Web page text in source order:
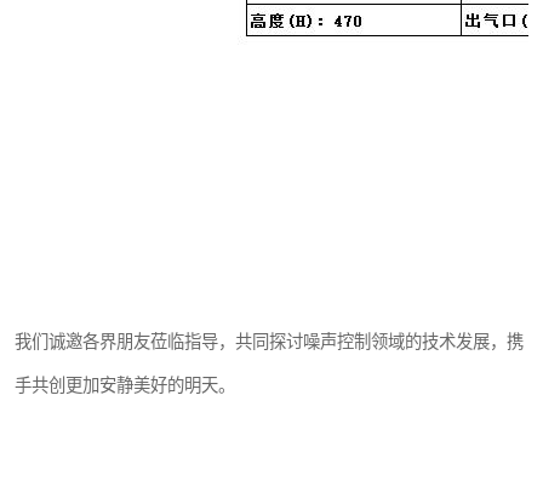
我们诚邀各界朋友莅临指导，共同探讨噪声控制领域的技术发展，携
手共创更加安静美好的明天。